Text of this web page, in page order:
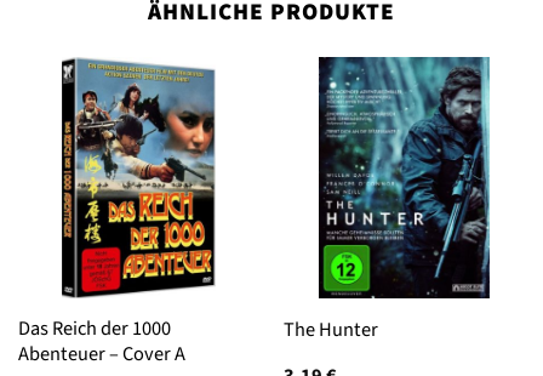
ÄHNLICHE PRODUKTE
Das Reich der 1000
Abenteuer – Cover A
The Hunter